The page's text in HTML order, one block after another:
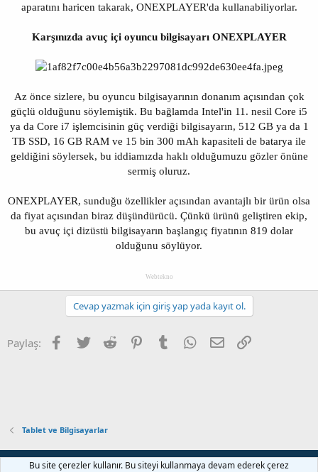
aparatını haricen takarak, ONEXPLAYER'da kullanabiliyorlar.
Karşınızda avuç içi oyuncu bilgisayarı ONEXPLAYER
Az önce sizlere, bu oyuncu bilgisayarının donanım açısından çok
güçlü olduğunu söylemiştik. Bu bağlamda Intel'in 11. nesil Core i5
ya da Core i7 işlemcisinin güç verdiği bilgisayarın, 512 GB ya da 1
TB SSD, 16 GB RAM ve 15 bin 300 mAh kapasiteli de batarya ile
geldiğini söylersek, bu iddiamızda haklı olduğumuzu gözler önüne
sermiş oluruz.
ONEXPLAYER, sunduğu özellikler açısından avantajlı bir ürün olsa
da fiyat açısından biraz düşündürücü. Çünkü ürünü geliştiren ekip,
bu avuç içi dizüstü bilgisayarın başlangıç fiyatının 819 dolar
olduğunu söylüyor.
Webtekno
Cevap yazmak için giriş yap yada kayıt ol.
Paylaş: Facebook
Twitter Reddit PinterestTumblr WhatsApp
E-posta
Tablet ve Bilgisayarlar
Bize ulaşın Şartlar ve kurallar Gizlilik politikası
Yardım
Bu site çerezler kullanır. Bu siteyi kullanmaya devam ederek çerez